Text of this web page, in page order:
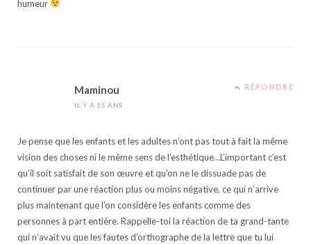
humeur
Maminou
IL Y A 15 ANS
RÉPONDRE
Je pense que les enfants et les adultes n’ont pas tout à fait la même
vision des choses ni le même sens de l’esthétique…L’important c’est
qu’il soit satisfait de son œuvre et qu’on ne le dissuade pas de
continuer par une réaction plus ou moins négative, ce qui n’arrive
plus maintenant que l’on considère les enfants comme des
personnes à part entière. Rappelle-toi la réaction de ta grand-tante
qui n’avait vu que les fautes d’orthographe de la lettre que tu lui